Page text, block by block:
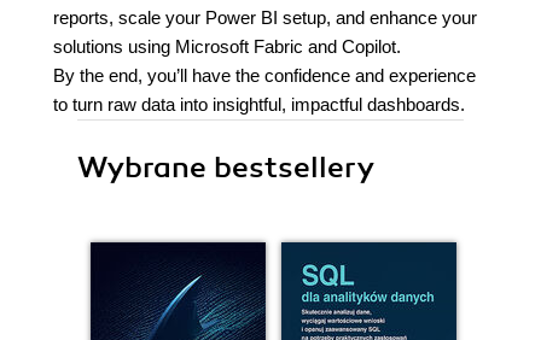
reports, scale your Power BI setup, and enhance your
solutions using Microsoft Fabric and Copilot.
By the end, you’ll have the confidence and experience
to turn raw data into insightful, impactful dashboards.
Wybrane bestsellery